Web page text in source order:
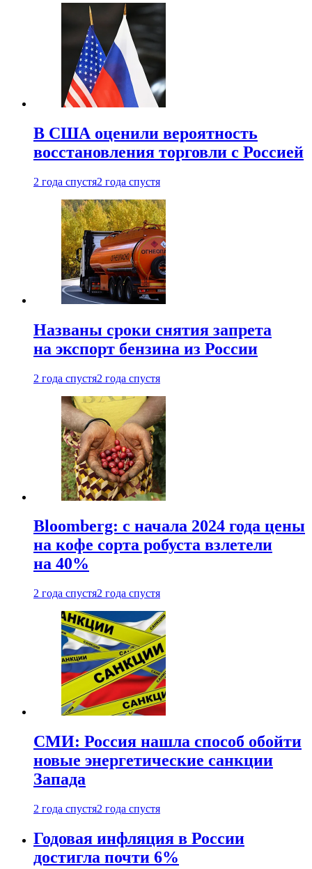
В США оценили вероятность
восстановления торговли с Россией
2 года спустя2 года спустя
Названы сроки снятия запрета
на экспорт бензина из России
2 года спустя2 года спустя
Bloomberg: с начала 2024 года цены
на кофе сорта робуста взлетели
на 40%
2 года спустя2 года спустя
СМИ: Россия нашла способ обойти
новые энергетические санкции
Запада
2 года спустя2 года спустя
Годовая инфляция в России
достигла почти 6%